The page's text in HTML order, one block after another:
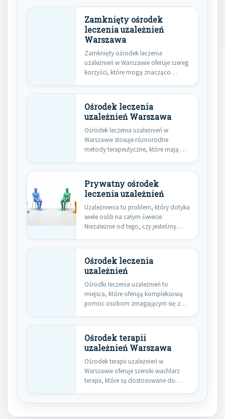
Zamknięty ośrodek
leczenia uzależnień
Warszawa
Zamknięty ośrodek leczenia
uzależnień w Warszawie oferuje szereg
korzyści, które mogą znacząco
Ośrodek leczenia
uzależnień Warszawa
Ośrodek leczenia uzależnień w
Warszawie stosuje różnorodne
metody terapeutyczne, które mają na
Prywatny ośrodek
leczenia uzależnień
Uzależnienia to problem, który dotyka
wiele osób na całym świecie.
Niezależnie od tego, czy jesteśmy…
Ośrodek leczenia
uzależnień
Ośrodki leczenia uzależnień to
miejsca, które oferują kompleksową
pomoc osobom zmagającym się z
Ośrodek terapii
uzależnień Warszawa
Ośrodek terapii uzależnień w
Warszawie oferuje szeroki wachlarz
terapii, które są dostosowane do